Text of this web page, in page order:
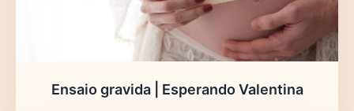
Ensaio gravida | Esperando Valentina